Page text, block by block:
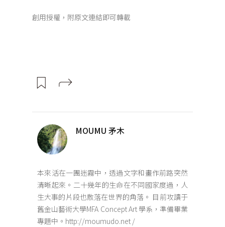
創用授權，附原文連結即可轉載
MOUMU 矛木
本來活在一團迷霧中，透過文字和畫作前路突然
清晰起來。二十幾年的生命在不同國家度過，人
生大事的片段也散落在世界的角落。 目前攻讀于
舊金山藝術大學MFA Concept Art 學系，準備畢業
專題中。http://moumudo.net /